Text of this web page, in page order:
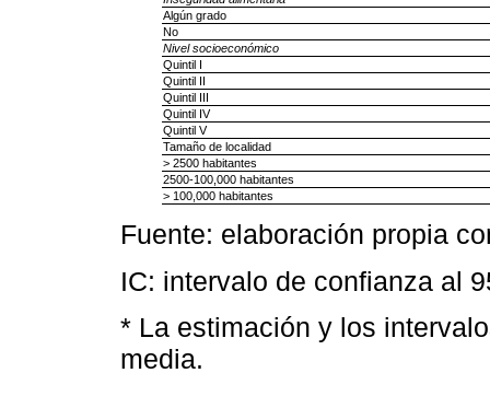
Algún grado
No
Nivel socioeconómico
Quintil I
Quintil II
Quintil III
Quintil IV
Quintil V
Tamaño de localidad
> 2500 habitantes
2500-100,000 habitantes
> 100,000 habitantes
Fuente: elaboración propia
IC: intervalo de confianza al
* La estimación y los
media.